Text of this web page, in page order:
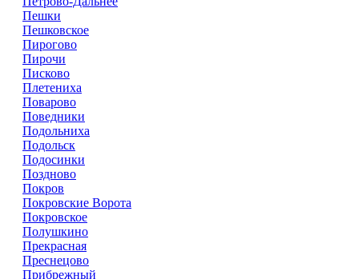
Пешки
Пешковское
Пирогово
Пирочи
Писково
Плетениха
Поварово
Поведники
Подольниха
Подольск
Подосинки
Поздново
Покров
Покровские Ворота
Покровское
Полушкино
Прекрасная
Преснецово
Прибрежный